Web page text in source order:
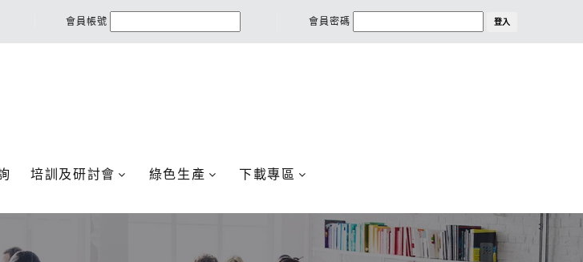
會員帳號 會員密碼 登入
培訓及研討會 綠色生產 下載專區